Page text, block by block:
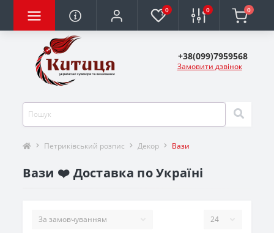
0 0 0
+38(099)7959568
Замовити дзвінок
Петриківський розпис Декор Вази
Вази ❤️ Доставка по Україні